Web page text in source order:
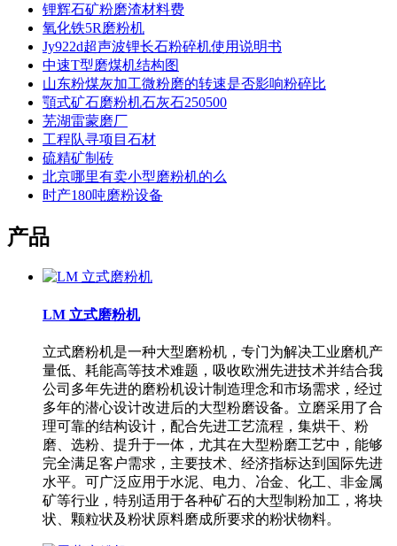
锂辉石矿粉磨渣材料费
氧化铁5R磨粉机
Jy922d超声波锂长石粉碎机使用说明书
中速T型磨煤机结构图
山东粉煤灰加工微粉磨的转速是否影响粉碎比
顎式矿石磨粉机石灰石250500
芜湖雷蒙磨厂
工程队寻项目石材
硫精矿制砖
北京哪里有卖小型磨粉机的么
时产180吨磨粉设备
产品
LM 立式磨粉机
立式磨粉机是一种大型磨粉机，专门为解决工业磨机产
量低、耗能高等技术难题，吸收欧洲先进技术并结合我
公司多年先进的磨粉机设计制造理念和市场需求，经过
多年的潜心设计改进后的大型粉磨设备。立磨采用了合
理可靠的结构设计，配合先进工艺流程，集烘干、粉
磨、选粉、提升于一体，尤其在大型粉磨工艺中，能够
完全满足客户需求，主要技术、经济指标达到国际先进
水平。可广泛应用于水泥、电力、冶金、化工、非金属
矿等行业，特别适用于各种矿石的大型制粉加工，将块
状、颗粒状及粉状原料磨成所要求的粉状物料。